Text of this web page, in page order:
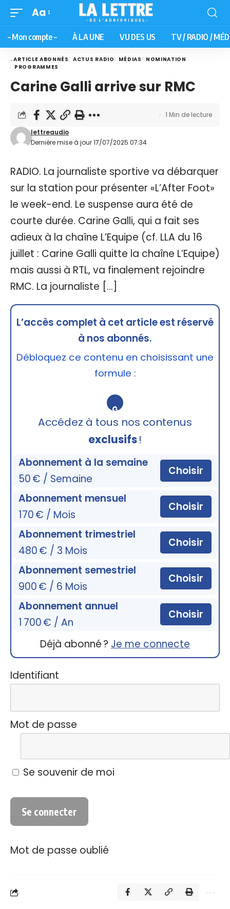
Aa
– Mon compte – À LA UNE VU DES US TV / RADIO /
. ARTICLE ABONNÉS ACTUS RADIO MÉDIAS
NOMINATION
PROGRAMMES
Carine Galli arrive sur RMC
Dernière mise à jour 17/07/2025 07:34
lettreaudio
1 Min de lecture
RADIO. La journaliste sportive va débarquer
sur la station pour présenter «L’After Foot»
le week-end. Le suspense aura été de
courte durée. Carine Galli, qui a fait ses
adieux à la chaîne L’Equipe (cf. LLA du 16
juillet : Carine Galli quitte la chaîne L’Equipe)
mais aussi à RTL, va finalement rejoindre
RMC. La journaliste […]
L’accès complet à cet article est réservé
à nos abonnés.
Débloquez ce contenu en choisissant une
formule :
🔒
Accédez à tous nos contenus
exclusifs!
Abonnement à la semaine
50 € / Semaine
Choisir
Abonnement mensuel
170 € / Mois
Choisir
Abonnement trimestriel
480 € / 3 Mois
Choisir
Abonnement semestriel
900 € / 6 Mois
Choisir
Abonnement annuel
1 700 € / An
Choisir
Déjà abonné ? Je me connecte
Identifiant
Mot de passe
Se souvenir de moi
Mot de passe oublié